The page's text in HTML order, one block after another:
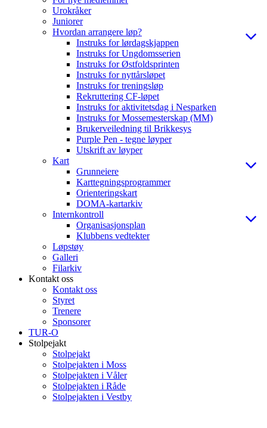
Urokråker
Juniorer
Hvordan arrangere løp?
Instruks for lørdagskjappen
Instruks for Ungdomsserien
Instruks for Østfoldsprinten
Instruks for nyttårsløpet
Instruks for treningsløp
Rekruttering CF-løpet
Instruks for aktivitetsdag i Nesparken
Instruks for Mossemesterskap (MM)
Brukerveiledning til Brikkesys
Purple Pen - tegne løyper
Utskrift av løyper
Kart
Grunneiere
Karttegningsprogrammer
Orienteringskart
DOMA-kartarkiv
Internkontroll
Organisasjonsplan
Klubbens vedtekter
Løpstøy
Galleri
Filarkiv
Kontakt oss
Kontakt oss
Styret
Trenere
Sponsorer
TUR-O
Stolpejakt
Stolpejakt
Stolpejakten i Moss
Stolpejakten i Våler
Stolpejakten i Råde
Stolpejakten i Vestby